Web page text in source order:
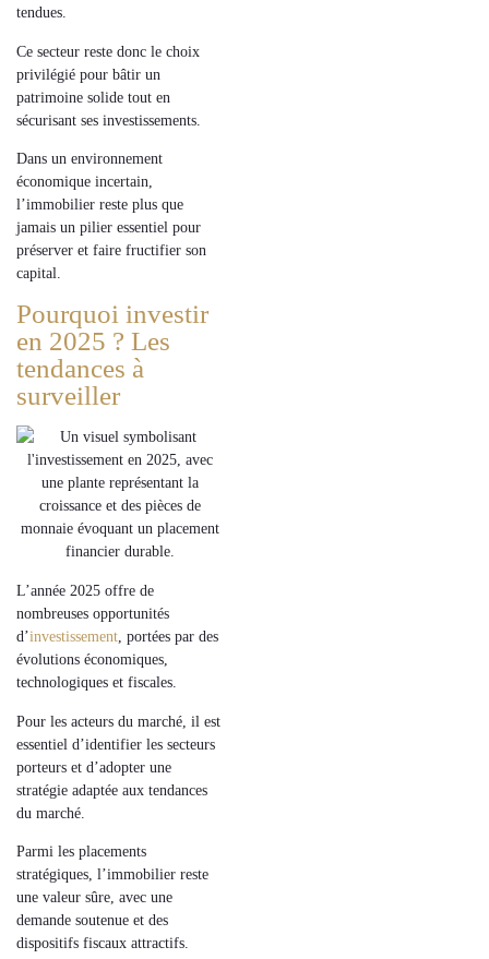
tendues.
Ce secteur reste donc le choix
privilégié pour bâtir un
patrimoine solide tout en
sécurisant ses investissements.
Dans un environnement
économique incertain,
l’immobilier reste plus que
jamais un pilier essentiel pour
préserver et faire fructifier son
capital.
Pourquoi investir
en 2025 ? Les
tendances à
surveiller
L’année 2025 offre de
nombreuses opportunités
d’investissement, portées par des
évolutions économiques,
technologiques et fiscales.
Pour les acteurs du marché , il est
essentiel d’identifier les secteurs
porteurs et d’adopter une
stratégie adaptée aux tendances
du marché.
Parmi les placements
stratégiques, l’immobilier reste
une valeur sûre, avec une
demande soutenue et des
dispositifs fiscaux attractifs.